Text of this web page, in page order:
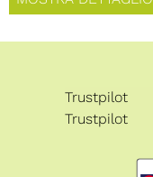
Trustpilot
Trustpilot